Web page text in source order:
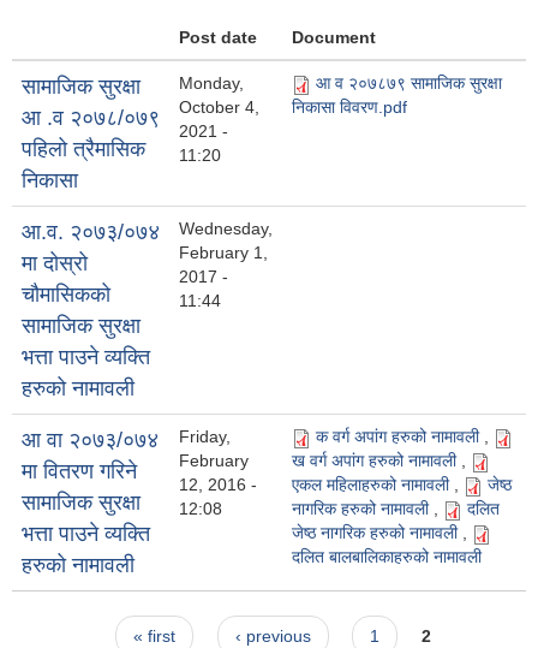
Post date Document
सामाजिक सुरक्षा
आ .व २०७८/०७९
पहिलो त्रैमासिक
निकासा
Monday,
October 4,
2021 -
11:20
आ व २०७८७९ सामाजिक सुरक्षा
निकासा विवरण.pdf
आ.व. २०७३/०७४
मा दोस्रो
चौमासिकको
सामाजिक सुरक्षा
भत्ता पाउने व्यक्ति
हरुको नामावली
Wednesday,
February 1,
2017 -
11:44
आ वा २०७३/०७४
मा वितरण गरिने
सामाजिक सुरक्षा
भत्ता पाउने व्यक्ति
हरुको नामावली
Friday,
February
12, 2016 -
12:08
क वर्ग अपांग हरुको नामावली ,
ख वर्ग अपांग हरुको नामावली ,
एकल महिलाहरुको नामावली ,
जेष्ठ
नागरिक हरुको नामावली ,
दलित
जेष्ठ नागरिक हरुको नामावली ,
दलित बालबालिकाहरुको नामावली
« first ‹ previous 1 2